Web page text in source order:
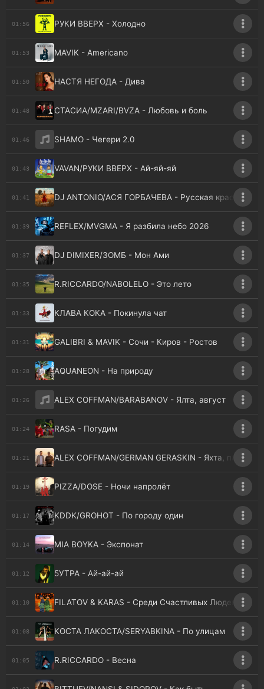
01:56 РУКИ ВВЕРХ - Холодно
01:53 MAVIK - Americano
01:50 НАСТЯ НЕГОДА - Дива
01:48 СТАСИА/MZARI/BVZA - Любовь и боль
01:46 SHAMO - Чегери 2.0
01:43 VAVAN/РУКИ ВВЕРХ - Ай-яй-яй
01:41 DJ ANTONIO/АСЯ ГОРБАЧЕВА - Русская краса
01:39 REFLEX/MVGMA - Я разбила небо 2026
01:37 DJ DIMIXER/ЗОМБ - Мон Ами
01:35 R.RICCARDO/NABOLELO - Это лето
01:33 КЛАВА КОКА - Покинула чат
01:31 GALIBRI & MAVIK - Сочи - Киров - Ростов
01:28 AQUANEON - На природу
01:26 ALEX COFFMAN/BARABANOV - Ялта, август
01:24 RASA - Погудим
01:21 ALEX COFFMAN/GERMAN GERASKIN - Яхта, парус,
01:19 PIZZA/DOSE - Ночи напролёт
01:17 KDDK/GROHOT - По городу один
01:14 MIA BOYKA - Экспонат
01:12 5УТРА - Ай-ай-ай
01:10 FILATOV & KARAS - Среди Счастливых Людей
01:08 КОСТА ЛАКОСТА/SERYABKINA - По улицам
01:05 R.RICCARDO - Весна